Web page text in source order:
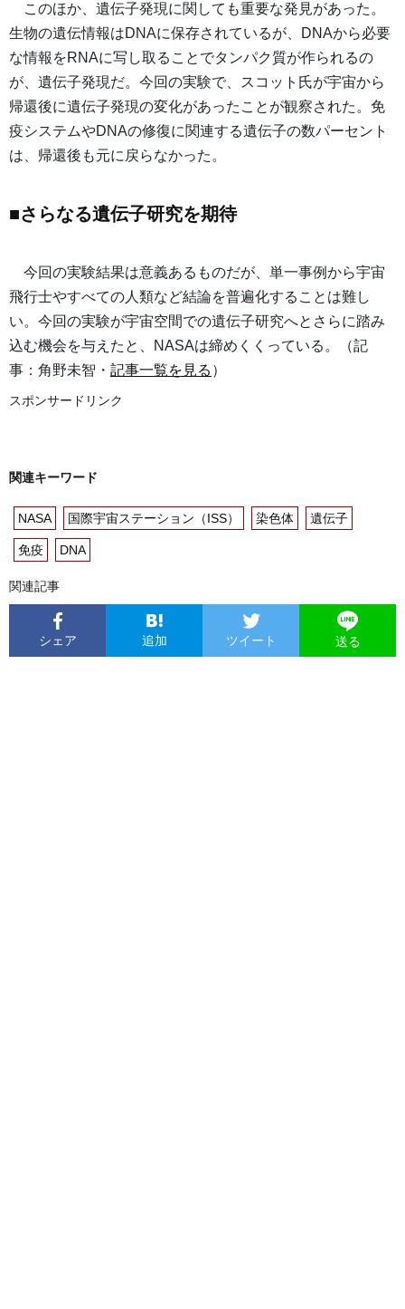
このほか、遺伝子発現に関しても重要な発見があった。
生物の遺伝情報はDNAに保存されているが、DNAから必要
な情報をRNAに写し取ることでタンパク質が作られるの
が、遺伝子発現だ。今回の実験で、スコット氏が宇宙から
帰還後に遺伝子発現の変化があったことが観察された。免
疫システムやDNAの修復に関連する遺伝子の数パーセント
は、帰還後も元に戻らなかった。
■さらなる遺伝子研究を期待
今回の実験結果は意義あるものだが、単一事例から宇宙
飛行士やすべての人類など結論を普遍化することは難し
い。今回の実験が宇宙空間での遺伝子研究へとさらに踏み
込む機会を与えたと、NASAは締めくくっている。（記
事：角野未智・ 記事一覧を見る ）
スポンサードリンク
関連キーワード
NASA 国際宇宙ステーション（ISS） 染色体 遺伝子
免疫 DNA
関連記事
シェア 追加 ツイート 送る